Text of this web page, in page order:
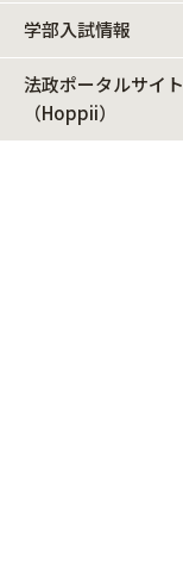
学部入試情報
法政ポータルサイト
（Hoppii）